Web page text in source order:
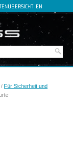
EN
/ Für Sicherheit und